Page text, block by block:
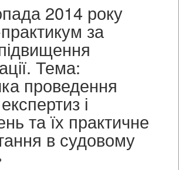
2014 року
за
Тема:
проведення
і
та їх практичне
в судовому